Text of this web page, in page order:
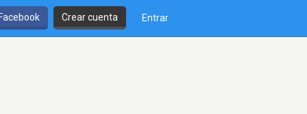
Crear cuenta Entrar